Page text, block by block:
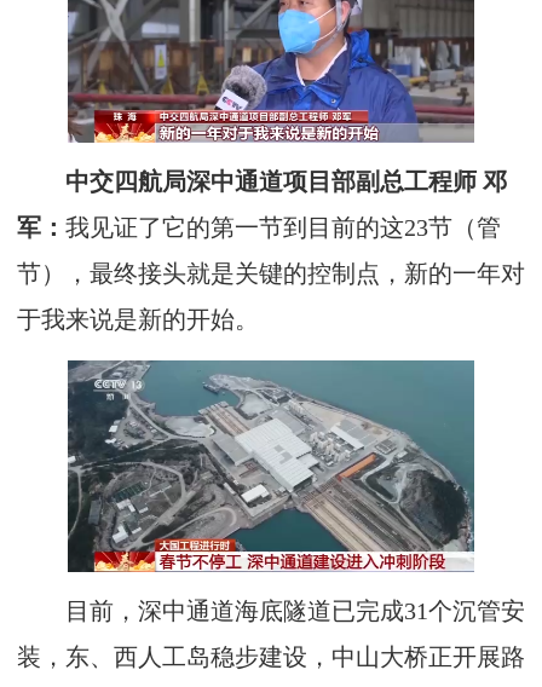
中交四航局深中通道项目部副总工程师 邓
军： 我见证了它的第一节到目前的这23节（管
节），最终接头就是关键的控制点，新的一年对
于我来说是新的开始。
目前，深中通道海底隧道已完成31个沉管安
装，东、西人工岛稳步建设，中山大桥正开展路